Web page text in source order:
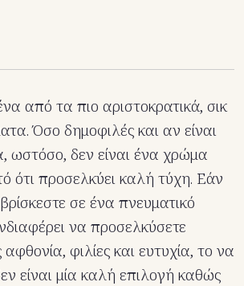
από τα πιο αριστοκρατικά, σικ
Όσο δημοφιλές και αν είναι
ωστόσο, δεν είναι ένα χρώμα
ότι προσελκύει καλή τύχη. Εάν
σε ένα πνευματικό
να προσελκύσετε
φιλίες και ευτυχία, το να
είναι μία καλή επιλογή καθώς